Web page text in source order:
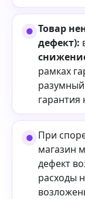
Товар
дефект):
рамках
гарантия
При
магазин
дефект
расходы